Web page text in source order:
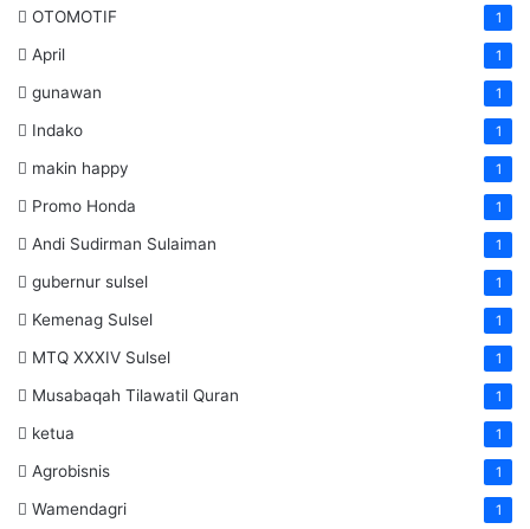
OTOMOTIF 1
April 1
gunawan 1
Indako 1
makin happy 1
Promo Honda 1
Andi Sudirman Sulaiman 1
gubernur sulsel 1
Kemenag Sulsel 1
MTQ XXXIV Sulsel 1
Musabaqah Tilawatil Quran 1
ketua 1
Agrobisnis 1
Wamendagri 1